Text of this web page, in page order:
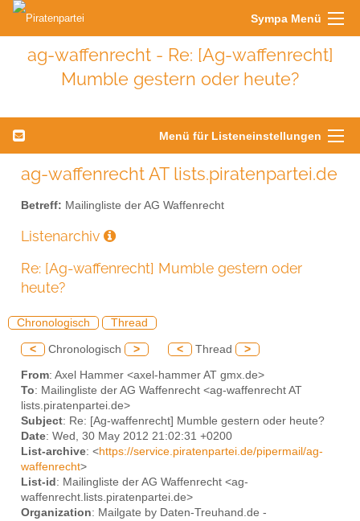
Sympa Menü
ag-waffenrecht - Re: [Ag-waffenrecht]
Mumble gestern oder heute?
Menü für Listeneinstellungen
ag-waffenrecht AT lists.piratenpartei.de
Betreff: Mailingliste der AG Waffenrecht
Listenarchiv
Re: [Ag-waffenrecht] Mumble gestern oder
heute?
Chronologisch Thread
< Chronologisch > < Thread >
From: Axel Hammer <axel-hammer AT gmx.de>
To: Mailingliste der AG Waffenrecht <ag-waffenrecht AT
lists.piratenpartei.de>
Subject: Re: [Ag-waffenrecht] Mumble gestern oder heute?
Date: Wed, 30 May 2012 21:02:31 +0200
List-archive: <https://service.piratenpartei.de/pipermail/ag-
waffenrecht>
List-id : Mailingliste der AG Waffenrecht <ag-
waffenrecht.lists.piratenpartei.de>
Organization: Mailgate by Daten-Treuhand.de -